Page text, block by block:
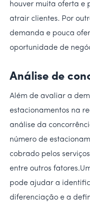
houver muita oferta e
atrair clientes. Por
demanda e pouca
oportunidade de
Análise de
Além de avaliar a
estacionamentos na
análise da
número de
cobrado pelos
entre outros
pode ajudar a
diferenciação e a